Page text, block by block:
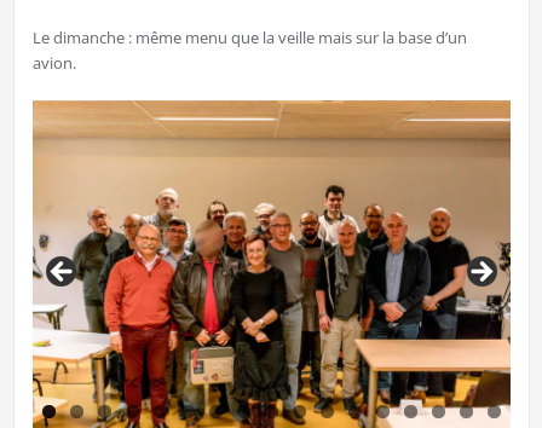
Le dimanche : même menu que la veille mais sur la base d’un
avion.